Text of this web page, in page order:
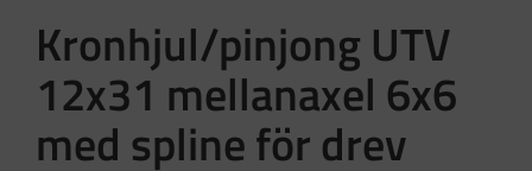
Kronhjul/pinjong UTV
12x31 mellanaxel 6x6
med spline för drev